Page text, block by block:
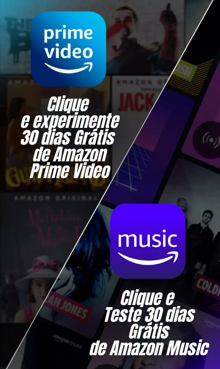
Clique
e experimente
30 dias Grátis
de Amazon
Prime Video
Clique e
Teste 30 dias
Grátis
de Amazon Music